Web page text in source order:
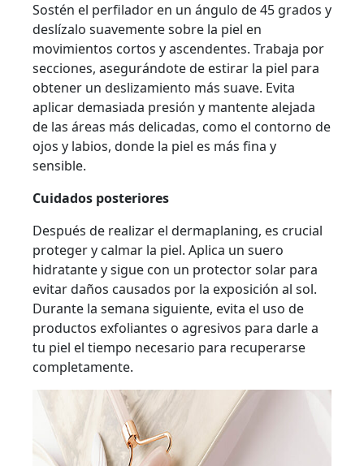
Sostén el perfilador en un ángulo de 45 grados y
deslízalo suavemente sobre la piel en
movimientos cortos y ascendentes. Trabaja por
secciones, asegurándote de estirar la piel para
obtener un deslizamiento más suave. Evita
aplicar demasiada presión y mantente alejada
de las áreas más delicadas, como el contorno de
ojos y labios, donde la piel es más fina y
sensible.
Cuidados posteriores
Después de realizar el dermaplaning, es crucial
proteger y calmar la piel. Aplica un suero
hidratante y sigue con un protector solar para
evitar daños causados por la exposición al sol.
Durante la semana siguiente, evita el uso de
productos exfoliantes o agresivos para darle a
tu piel el tiempo necesario para recuperarse
completamente.